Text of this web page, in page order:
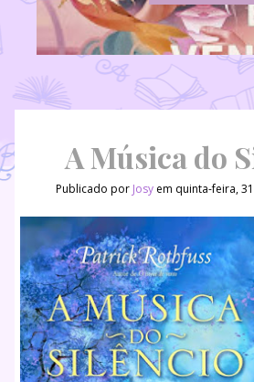
A Música do
Publicado por Josy em quinta-feira,